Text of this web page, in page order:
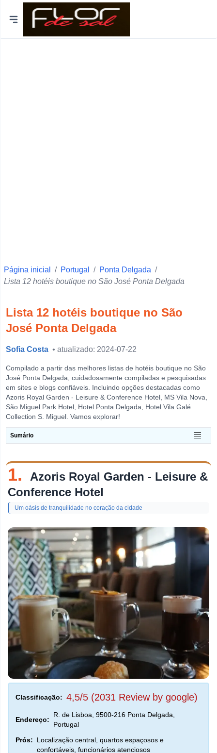
Beja
Santarém
Portalegre
Castelo Branco
Évora
Leiria
Guarda
Horta
O
tópico
Discotecas
Loja De Doces
Churrascarias
Bares De Vinho
Pizzarias
Bares
Brunches
Cafés
Página inicial / Portugal / Ponta Delgada /
Lista 12 hotéis boutique no São José Ponta Delgada
Lista 12 hotéis boutique no São
José Ponta Delgada
Sofia Costa • atualizado: 2024-07-22
Compilado a partir das melhores listas de hotéis boutique no São
José Ponta Delgada, cuidadosamente compiladas e pesquisadas
em sites e blogs confiáveis. Incluindo opções destacadas como
Azoris Royal Garden - Leisure & Conference Hotel, MS Vila Nova,
São Miguel Park Hotel, Hotel Ponta Delgada, Hotel Vila Galé
Collection S. Miguel. Vamos explorar!
Sumário
1.
Azoris Royal Garden - Leisure &
Conference Hotel
Um oásis de tranquilidade no coração da cidade
Classificação: 4,5/5 (2031 Review by google)
Endereço:
R. de Lisboa, 9500-216 Ponta Delgada,
Portugal
Prós:
Localização central, quartos espaçosos e
confortáveis, funcionários atenciosos